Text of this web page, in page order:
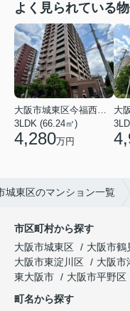
よく見られている
大阪市城東区今福西６丁目
3LDK (66.24㎡)
4,280万円
城東区のマンション一覧
市区町村から探す
大阪市城東区
大阪市鶴
大阪市東淀川区
大阪市
東大阪市
大阪市平野区
町名から探す